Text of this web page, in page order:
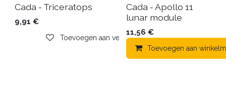
Cada - Triceratops
9,91 €
Toevoegen aan verlanglijst
Cada - Apollo 11
lunar module
11,56 €
Toevoegen aan